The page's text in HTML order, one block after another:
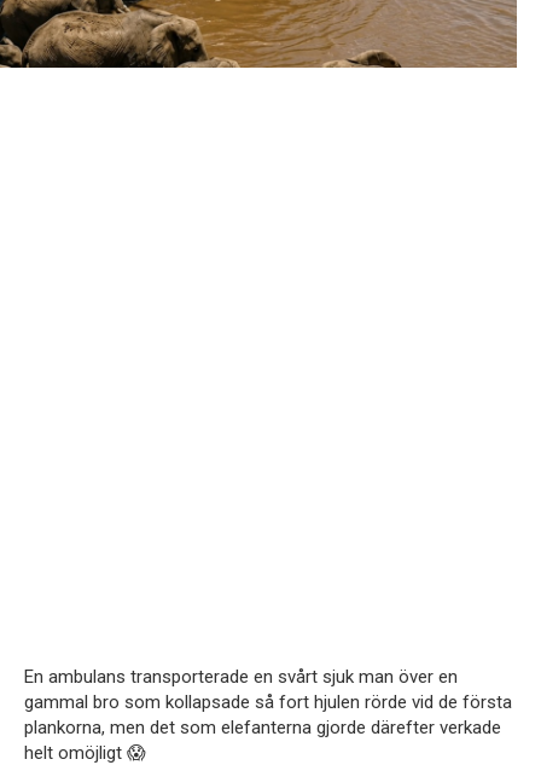
En ambulans transporterade en svårt sjuk man över en
gammal bro som kollapsade så fort hjulen rörde vid de första
plankorna, men det som elefanterna gjorde därefter verkade
helt omöjligt 😱